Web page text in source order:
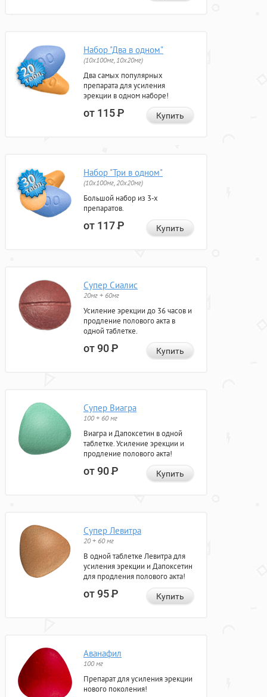
Набор "Два в одном"
(10x100мг, 10x20мг)
Два самых популярных
препарата для усиления
эрекции в одном наборе!
от 115Р Купить
Набор "Три в одном"
(10x100мг, 20x20мг)
Большой набор из 3-х
препаратов.
от 117Р Купить
Супер Сиалис
20мг + 60мг
Усиление эрекции до 36 часов и
продление полового акта в
одной таблетке.
от 90Р Купить
Супер Виагра
100 + 60 мг
Виагра и Дапоксетин в одной
таблетке. Усиление эрекции и
продление полового акта!
от 90Р Купить
Супер Левитра
20 + 60 мг
В одной таблетке Левитра для
усиления эрекции и Дапоксетин
для продления полового акта!
от 95Р Купить
Аванафил
100 мг
Препарат для усиления эрекции
нового поколения!